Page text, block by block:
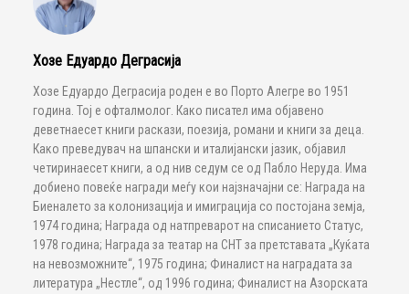
Хозе Едуардо Деграсија
Хозе Едуардо Деграсија роден е во Порто Алегре во 1951
година. Тој е офталмолог. Како писател има објавено
деветнаесет книги раскази, поезија, романи и книги за деца.
Како преведувач на шпански и италијански јазик, објавил
четиринаесет книги, а од нив седум се од Пабло Неруда. Има
добиено повеќе награди меѓу кои најзначајни се: Награда на
Биеналето за колонизација и имиграција со постојана земја,
1974 година; Награда од натпреварот на списанието Статус,
1978 година; Награда за театар на СНТ за претставата „Куќата
на невозможните“, 1975 година; Финалист на наградата за
литература „Нестле“, од 1996 година; Финалист на Азорската